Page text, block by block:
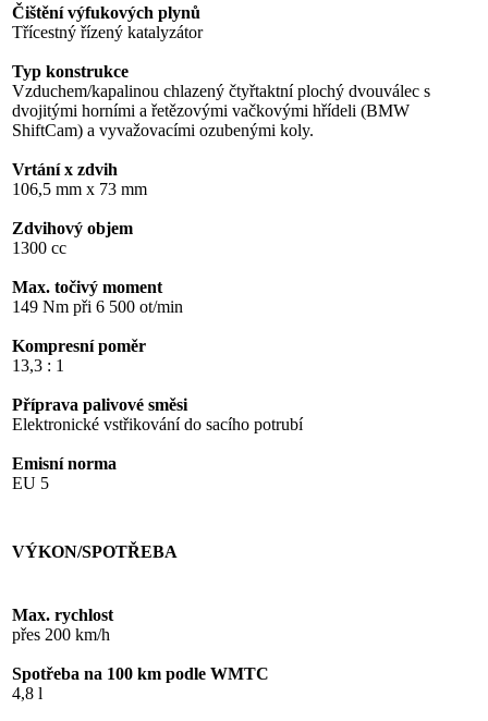
Čištění výfukových plynů
Třícestný řízený katalyzátor
Typ konstrukce
Vzduchem/kapalinou chlazený čtyřtaktní plochý dvouválec s
dvojitými horními a řetězovými vačkovými hřídeli (BMW
ShiftCam) a vyvažovacími ozubenými koly.
Vrtání x zdvih
106,5 mm x 73 mm
Zdvihový objem
1300 cc
Max. točivý moment
149 Nm při 6 500 ot/min
Kompresní poměr
13,3 : 1
Příprava palivové směsi
Elektronické vstřikování do sacího potrubí
Emisní norma
EU 5
VÝKON/SPOTŘEBA
Max. rychlost
přes 200 km/h
Spotřeba na 100 km podle WMTC
4,8 l